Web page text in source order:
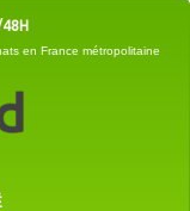
48H
en France métropolitaine